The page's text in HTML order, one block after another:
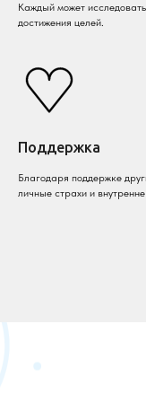
Каждый может
достижения целей.
Поддержка
Благодаря поддержке
личные страхи и